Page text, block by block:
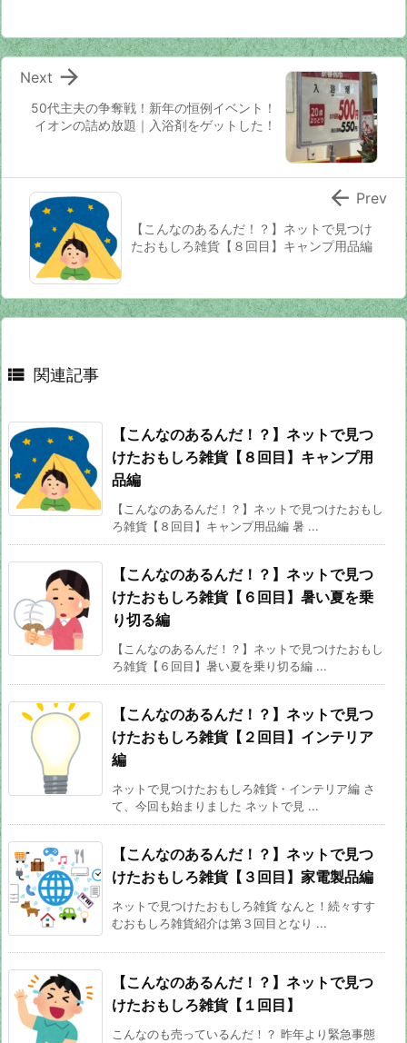
50代主夫の争奪戦！新年の恒例イベント！
イオンの詰め放題｜入浴剤をゲットした！

Next
【こんなのあるんだ！？】ネットで見つけ
たおもしろ雑貨【８回目】キャンプ用品編
 Prev
 関連記事
【こんなのあるんだ！？】ネットで見つ
けたおもしろ雑貨【８回目】キャンプ用
品編
【こんなのあるんだ！？】ネットで見つけたおもし
ろ雑貨【８回目】キャンプ用品編 暑 ...
【こんなのあるんだ！？】ネットで見つ
けたおもしろ雑貨【６回目】暑い夏を乗
り切る編
【こんなのあるんだ！？】ネットで見つけたおもし
ろ雑貨【６回目】暑い夏を乗り切る編 ...
【こんなのあるんだ！？】ネットで見つ
けたおもしろ雑貨【２回目】インテリア
編
ネットで見つけたおもしろ雑貨・インテリア編 さ
て、今回も始まりました ネットで見 ...
【こんなのあるんだ！？】ネットで見つ
けたおもしろ雑貨【３回目】家電製品編
ネットで見つけたおもしろ雑貨 なんと！続々すす
むおもしろ雑貨紹介は第３回目となり ...
【こんなのあるんだ！？】ネットで見つ
けたおもしろ雑貨【１回目】
こんなのも売っているんだ！？ 昨年より緊急事態